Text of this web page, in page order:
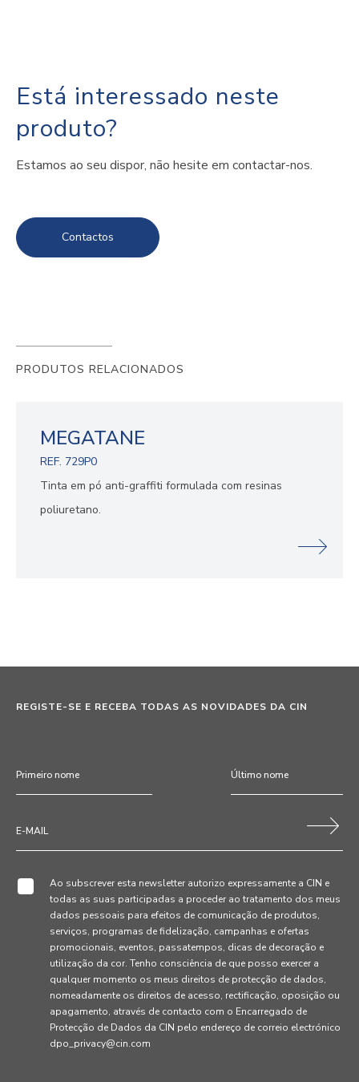
Está interessado neste
produto?
Estamos ao seu dispor, não hesite em contactar-nos.
Contactos
PRODUTOS RELACIONADOS
MEGATANE
REF. 729P0
Tinta em pó anti-graffiti formulada com resinas
poliuretano.
REGISTE-SE E RECEBA TODAS AS NOVIDADES DA CIN
Ao subscrever esta newsletter autorizo expressamente a CIN e
todas as suas participadas a proceder ao tratamento dos meus
dados pessoais para efeitos de comunicação de produtos,
serviços, programas de fidelização, campanhas e ofertas
promocionais, eventos, passatempos, dicas de decoração e
utilização da cor. Tenho consciência de que posso exercer a
qualquer momento os meus direitos de protecção de dados,
nomeadamente os direitos de acesso, rectificação, oposição ou
apagamento, através de contacto com o Encarregado de
Protecção de Dados da CIN pelo endereço de correio electrónico
dpo_privacy@cin.com